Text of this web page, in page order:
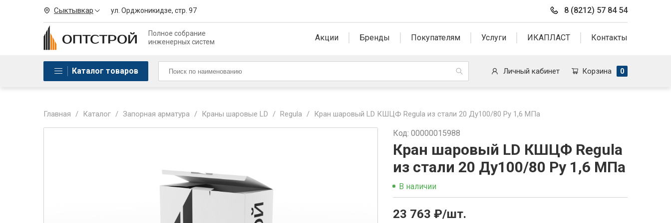
Сыктывкар ул. Орджоникидзе, стр. 97 8 (8212) 57 84 54
Полное собрание
инженерных систем
Акции Бренды Покупателям Услуги ИКАПЛАСТ Контакты
Каталог товаров Личный кабинет Корзина 0
Главная / Каталог / Запорная арматура / Краны шаровые LD / Regula / Кран шаровый LD КШЦФ Regula из стали 20 Ду100/80 Ру 1,6 МПа
Код: 00000015988
Кран шаровый LD КШЦФ Regula
из стали 20 Ду100/80 Ру 1,6 МПа
В наличии
23 763 ₽/шт.